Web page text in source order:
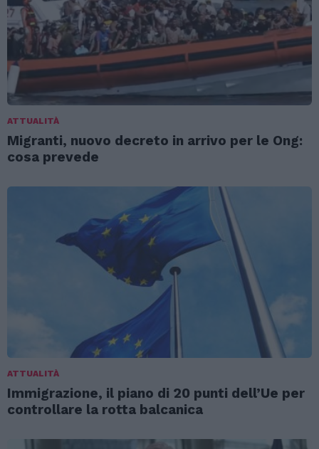
ATTUALITÀ
Migranti, nuovo decreto in arrivo per le Ong:
cosa prevede
ATTUALITÀ
Immigrazione, il piano di 20 punti dell’Ue per
controllare la rotta balcanica